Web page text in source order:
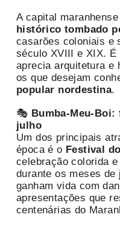
A capital
histórico tombado
casarões coloniais e
século XVIII e XIX. É
aprecia arquitetura
os que desejam
popular nordestina.
🎭 Bumba-Meu-Boi:
julho
Um dos principais
época é o Festival
celebração colorida
durante os meses de
ganham vida com
apresentações que
centenárias do